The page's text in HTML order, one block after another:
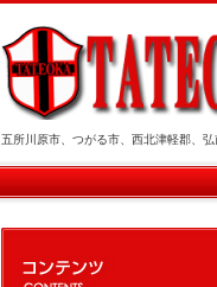
五所川原市、つがる市、西北津軽郡、